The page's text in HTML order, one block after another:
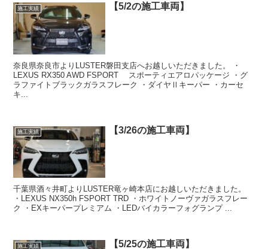
施工実績 【5/2の施工車両】
奈良県奈良市よりLUSTER磐田支店へお越しいただきました。 ・
LEXUS RX350 AWD FSPORT スポーティエアロパッケージ ・グ
ラファイトブラックガラスフレーク ・ダイヤⅡキーパー ・カーセ
キ...
施工実績 【3/26の施工車両】
千葉県酒々井町よりLUSTER竜ヶ崎本店にお越しいただきました。
・LEXUS NX350h FSPORT TRD ・ホワイトノーヴァガラスフレー
ク ・EXキーパープレミアム ・LEDバイカラーフォグランプ ...
施工実績 【5/25の施工車両】